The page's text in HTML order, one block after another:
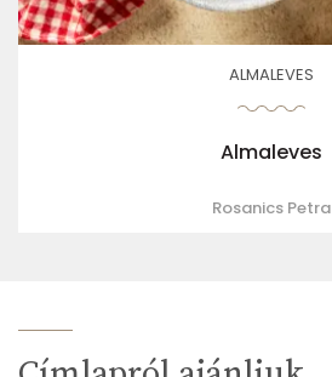
ALMALEVES
Almaleves
Rosanics Petra